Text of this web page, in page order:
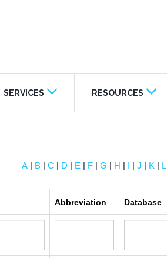
SERVICES RESOURCES
A | B | C | D | E | F | G | H | I | J | K | L
Abbreviation Database